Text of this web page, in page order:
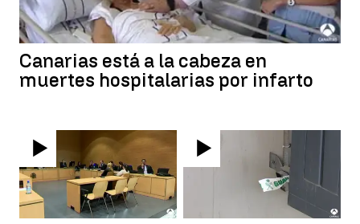
Canarias está a la cabeza en
muertes hospitalarias por infarto